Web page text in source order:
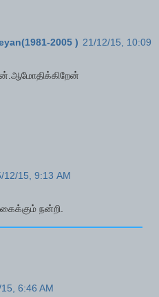
2005 ) 21/12/15, 10:09
12/15, 9:13 AM
நன்றி.
6:46 AM